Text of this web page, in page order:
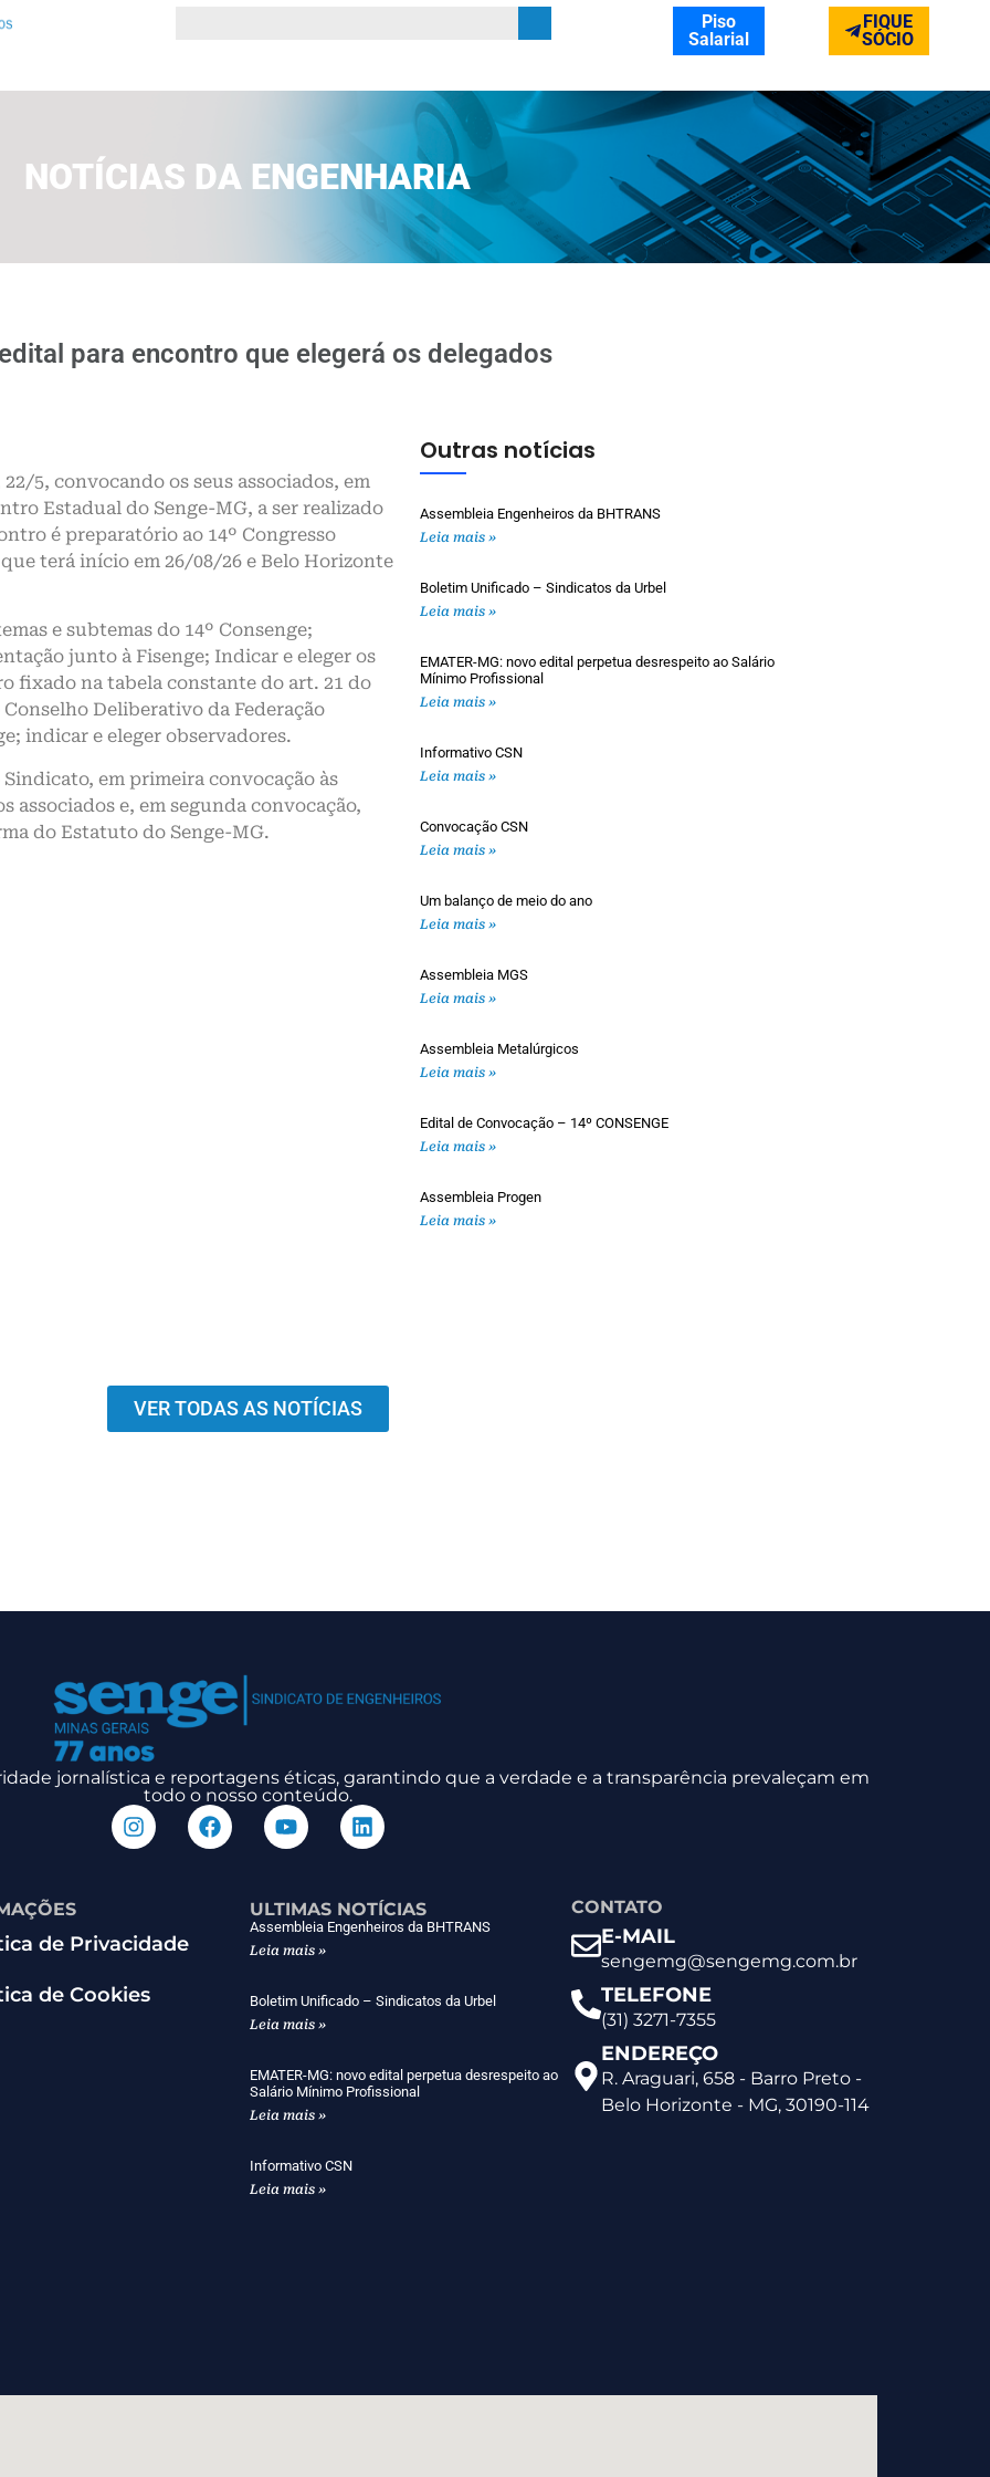
Piso
Salarial
FIQUE
SÓCIO
NOTÍCIAS DA ENGENHARIA
para encontro que elegerá os delegados
5, convocando os seus associados, em
Estadual do Senge-MG, a ser realizado
é preparatório ao 14º Congresso
terá início em 26/08/26 e Belo Horizonte
e subtemas do 14º Consenge;
junto à Fisenge; Indicar e eleger os
fixado na tabela constante do art. 21 do
Deliberativo da Federação
indicar e eleger observadores.
em primeira convocação às
associados e, em segunda convocação,
do Estatuto do Senge-MG.
Outras notícias
Assembleia Engenheiros da BHTRANS
Leia mais »
Boletim Unificado – Sindicatos da Urbel
Leia mais »
EMATER-MG: novo edital perpetua desrespeito ao Salário
Mínimo Profissional
Leia mais »
Informativo CSN
Leia mais »
Convocação CSN
Leia mais »
Um balanço de meio do ano
Leia mais »
Assembleia MGS
Leia mais »
Assembleia Metalúrgicos
Leia mais »
Edital de Convocação – 14º CONSENGE
Leia mais »
Assembleia Progen
Leia mais »
VER TODAS AS NOTÍCIAS
jornalística e reportagens éticas, garantindo que a verdade e a transparência prevaleçam em
todo o nosso conteúdo.
de Privacidade
de Cookies
ULTIMAS NOTÍCIAS
Assembleia Engenheiros da BHTRANS
Leia mais »
Boletim Unificado – Sindicatos da Urbel
Leia mais »
EMATER-MG: novo edital perpetua desrespeito ao
Salário Mínimo Profissional
Leia mais »
Informativo CSN
Leia mais »
CONTATO
E-MAIL
sengemg@sengemg.com.br
TELEFONE
(31) 3271-7355
ENDEREÇO
R. Araguari, 658 - Barro Preto -
Belo Horizonte - MG, 30190-114